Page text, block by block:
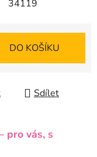
34119
DO KOŠÍKU
Sdílet
pro vás, s